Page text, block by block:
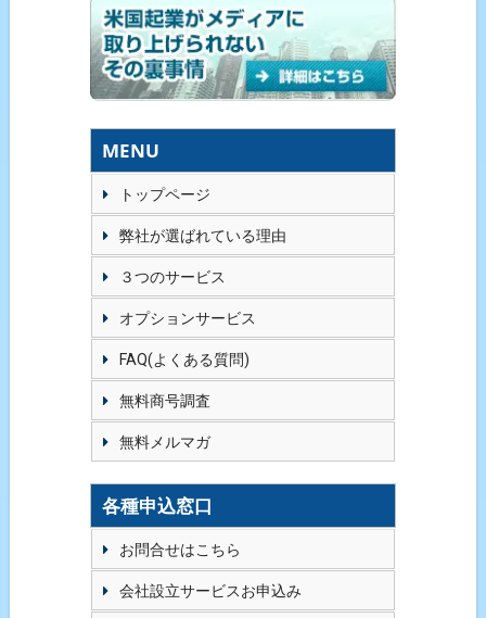
MENU
トップページ
弊社が選ばれている理由
３つのサービス
オプションサービス
FAQ(よくある質問)
無料商号調査
無料メルマガ
各種申込窓口
お問合せはこちら
会社設立サービスお申込み